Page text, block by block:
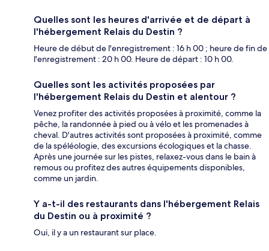
Quelles sont les heures d'arrivée et de départ à
l'hébergement Relais du Destin ?
Heure de début de l'enregistrement : 16 h 00 ; heure de fin de
l'enregistrement : 20 h 00. Heure de départ : 10 h 00.
Quelles sont les activités proposées par
l'hébergement Relais du Destin et alentour ?
Venez profiter des activités proposées à proximité, comme la
pêche, la randonnée à pied ou à vélo et les promenades à
cheval. D'autres activités sont proposées à proximité, comme
de la spéléologie, des excursions écologiques et la chasse.
Après une journée sur les pistes, relaxez-vous dans le bain à
remous ou profitez des autres équipements disponibles,
comme un jardin.
Y a-t-il des restaurants dans l'hébergement Relais
du Destin ou à proximité ?
Oui, il y a un restaurant sur place.